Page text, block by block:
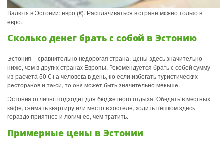
Валюта в Эстонии: евро (€). Расплачиваться в стране можно только в
евро.
Сколько денег брать с собой в Эстонию
Эстония – сравнительно недорогая страна. Цены здесь значительно
ниже, чем в других странах Европы. Рекомендуется брать с собой сумму
из расчета 50 € на человека в день, но если избегать туристических
ресторанов и такси, то она может быть значительно меньше.
Эстония отлично подходит для бюджетного отдыха. Обедать в местных
кафе, снимать квартиру или место в хостеле, ходить пешком здесь
гораздо приятнее и логичнее, чем тратить.
Примерные цены в Эстонии